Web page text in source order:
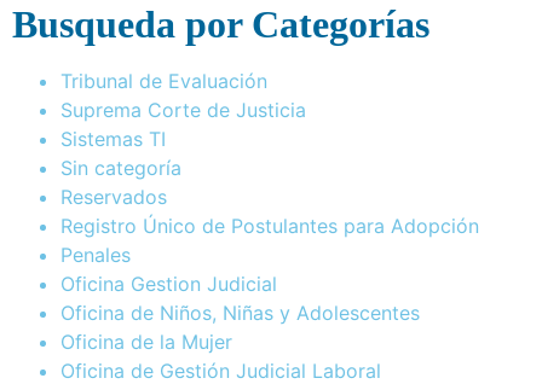
Busqueda por Categorías
Tribunal de Evaluación
Suprema Corte de Justicia
Sistemas TI
Sin categoría
Reservados
Registro Único de Postulantes para Adopción
Penales
Oficina Gestion Judicial
Oficina de Niños, Niñas y Adolescentes
Oficina de la Mujer
Oficina de Gestión Judicial Laboral